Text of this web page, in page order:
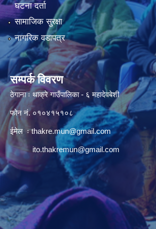
घटना दर्ता
सामाजिक सुरक्षा
नागरिक वडापत्र
सम्पर्क विवरण
ठेगाना ः थाक्रे गाउँपालिका - ६ महादेवबेशी
फोन नं. ०१०४१५१०८
ईमेल ःthakre.mun@gmail.com
ito.thakremun@gmail.com